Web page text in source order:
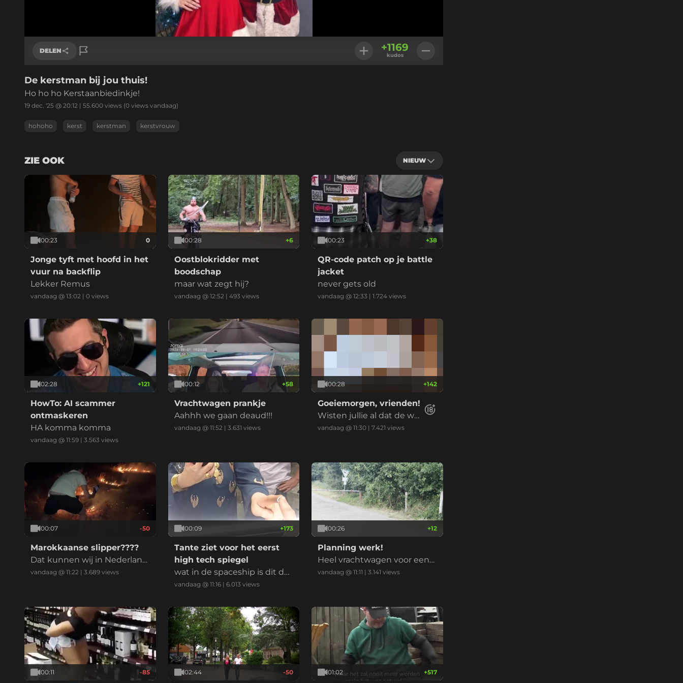
DELEN
Link kopiëren
+1169
kudos
De kerstman bij jou thuis!
Ho ho ho Kerstaanbiedinkje!
19 dec. '25 @ 20:12 | 55.600 views (0 views vandaag)
hohoho kerst kerstman kerstvrouw
ZIE OOK NIEUW
00:23 0
Jonge tyft met hoofd in het
vuur na backflip
Lekker Remus
vandaag @ 13:02 | 0 views
00:28 +6
Oostblokridder met
boodschap
maar wat zegt hij?
vandaag @ 12:52 | 493 views
00:23 +38
QR-code patch op je battle
jacket
never gets old
vandaag @ 12:33 |1.724 views
02:28 +121
HowTo: AI scammer
ontmaskeren
HA komma komma
vandaag @ 11:59 | 3.563 views
00:12 +58
Vrachtwagen prankje
Aahhh we gaan deaud!!!
vandaag @ 11:52| 3.631 views
00:28 +142
Goeiemorgen, vrienden!
Wisten jullie al dat de we
ek doormidden is?
vandaag @ 11:30 |7.421 views
00:07 -50
Marokkaanse slipper????
Dat kunnen wij in Nederland
ook gebruiken met de droog
vandaag @ 11:22 | 3.689 views
00:09 +173
Tante ziet voor het eerst
high tech spiegel
wat in de spaceship is dit da
n?!
vandaag @ 11:16| 6.013 views
00:26 +12
Planning werk!
Heel vrachtwagen voor een
pallet
vandaag @ 11:11 |3.141 views
00:11 -85 02:44 -50 01:02 +517